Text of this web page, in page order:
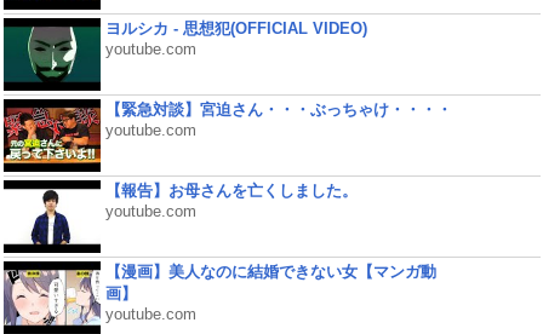
ヨルシカ - 思想犯(OFFICIAL VIDEO)
youtube.com
【緊急対談】宮迫さん・・・ぶっちゃけ・・・・
youtube.com
【報告】お母さんを亡くしました。
youtube.com
【漫画】美人なのに結婚できない女【マンガ動
画】
youtube.com